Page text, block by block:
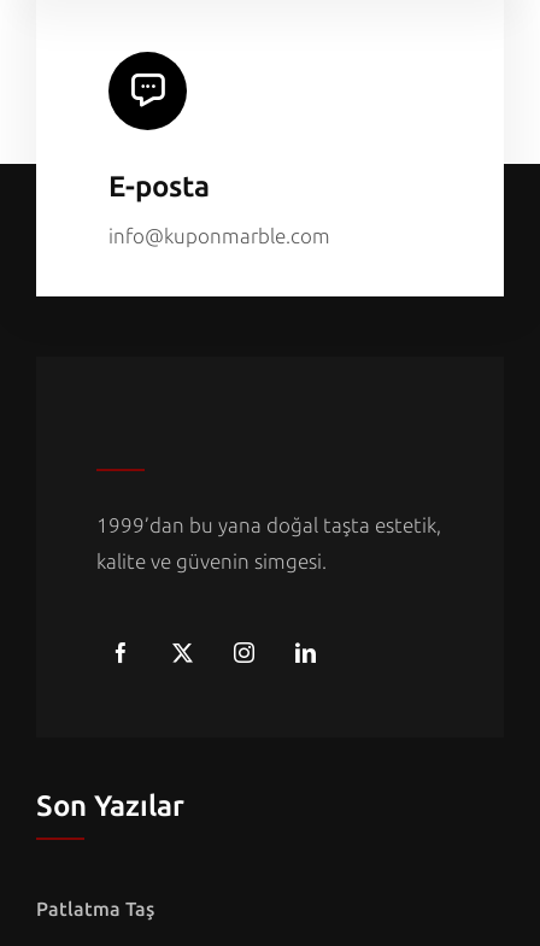
E-posta
info@kuponmarble.com
1999’dan bu yana doğal taşta estetik,
kalite ve güvenin simgesi.
Son Yazılar
Patlatma Taş